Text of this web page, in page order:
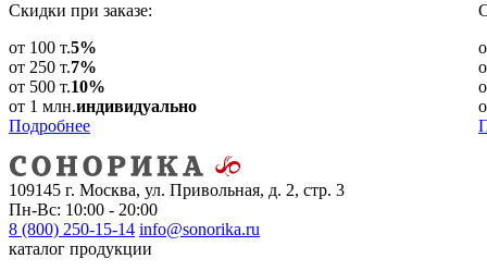
Скидки при заказе:
от 100 т.5%
от 250 т.7%
от 500 т.10%
от 1 млн.индивидуально
Подробнее
109145 г. Москва, ул. Привольная, д. 2, стр. 3
Пн-Вс: 10:00 - 20:00
8 (800) 250-15-14 info@sonorika.ru
каталог продукции